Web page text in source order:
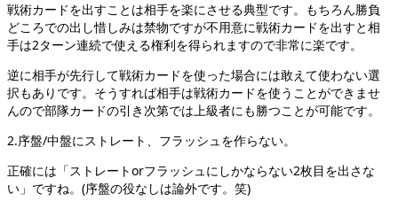
戦術カードを出すことは相手を楽にさせる典型です。もちろん勝負
どころでの出し惜しみは禁物ですが不用意に戦術カードを出すと相
手は2ターン連続で使える権利を得られますので非常に楽です。
逆に相手が先行して戦術カードを使った場合には敢えて使わない選
択もありです。そうすれば相手は戦術カードを使うことができませ
んので部隊カードの引き次第では上級者にも勝つことが可能です。
2.序盤/中盤にストレート、フラッシュを作らない。
正確には「ストレートorフラッシュにしかならない2枚目を出さな
い」ですね。(序盤の役なしは論外です。笑)